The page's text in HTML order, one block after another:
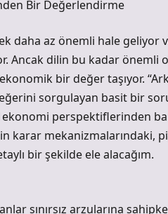
Bir Değerlendirme
daha az önemli hale geliyor
Ancak dilin bu kadar önemli
bir değer taşıyor.
sorgulayan basit bir
perspektiflerinden
karar mekanizmalarındaki,
bir şekilde ele alacağım.
sınırsız arzularına